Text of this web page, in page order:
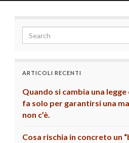
ARTICOLI RECENTI
Quando si cambia una
fa solo per garantirsi una
non c’è.
Cosa rischia in concreto un